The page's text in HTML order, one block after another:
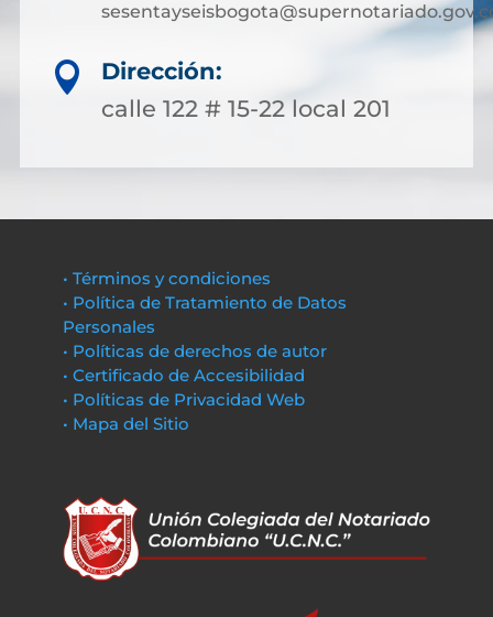

Dirección:
calle 122 # 15-22 local 201
• Términos y condiciones
• Política de Tratamiento de Datos
Personales
• Políticas de derechos de autor
• Certificado de Accesibilidad
• Políticas de Privacidad Web
• Mapa del Sitio